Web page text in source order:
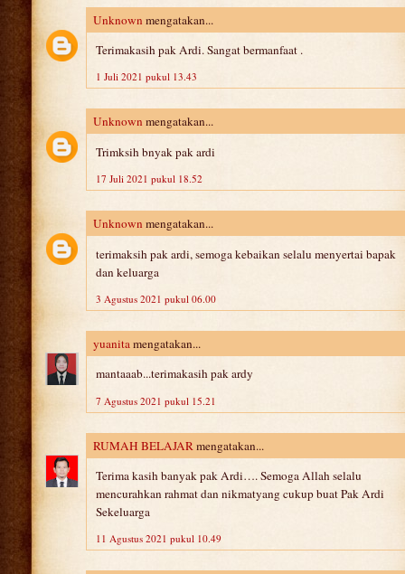
Unknown mengatakan...
Terimakasih pak Ardi. Sangat bermanfaat .
1 Juli 2021 pukul 13.43
Unknown mengatakan...
Trimksih bnyak pak ardi
17 Juli 2021 pukul 18.52
Unknown mengatakan...
terimaksih pak ardi, semoga kebaikan selalu menyertai bapak
dan keluarga
3 Agustus 2021 pukul 06.00
yuanitamengatakan...
mantaaab...terimakasih pak ardy
7 Agustus 2021 pukul 15.21
RUMAH BELAJARmengatakan...
Terima kasih banyak pak Ardi…. Semoga Allah selalu
mencurahkan rahmat dan nikmatyang cukup buat Pak Ardi
Sekeluarga
11 Agustus 2021 pukul 10.49